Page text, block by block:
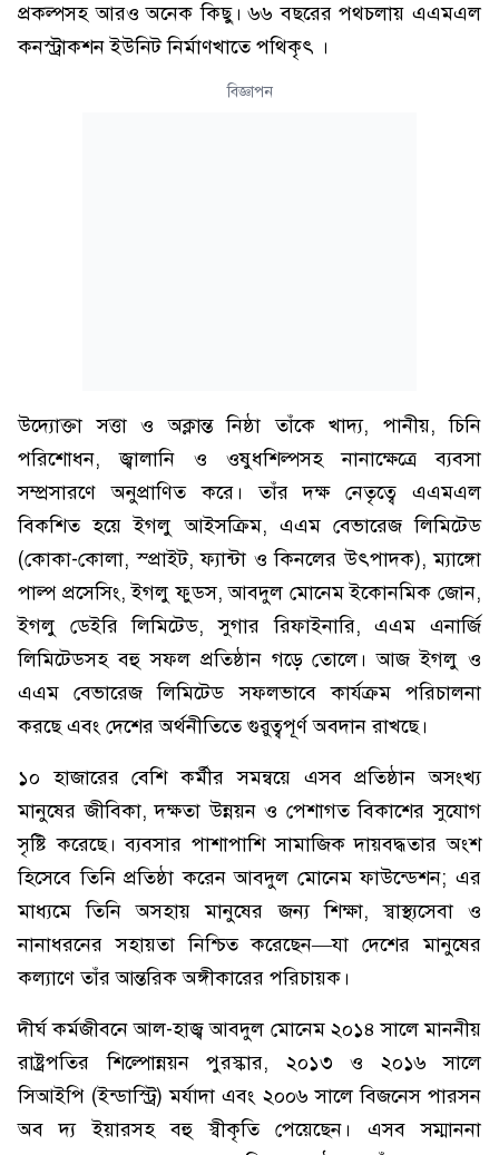
প্রকল্পসহ আরও অনেক কিছু। ৬৬ বছরের পথচলায় এএমএল
কনস্ট্রাকশন ইউনিট নির্মাণখাতে পথিকৃৎ ।
বিজ্ঞাপন
উদ্যোক্তা সত্তা ও অক্লান্ত নিষ্ঠা তাঁকে খাদ্য, পানীয়, চিনি
পরিশোধন, জ্বালানি ও ওষুধশিল্পসহ নানাক্ষেত্রে ব্যবসা
সম্প্রসারণে অনুপ্রাণিত করে। তাঁর দক্ষ নেতৃত্বে এএমএল
বিকশিত হয়ে ইগলু আইসক্রিম, এএম বেভারেজ লিমিটেড
(কোকা-কোলা, স্প্রাইট, ফ্যান্টা ও কিনলের উৎপাদক), ম্যাঙ্গো
পাল্প প্রসেসিং, ইগলু ফুডস, আবদুল মোনেম ইকোনমিক জোন,
ইগলু ডেইরি লিমিটেড, সুগার রিফাইনারি, এএম এনার্জি
লিমিটেডসহ বহু সফল প্রতিষ্ঠান গড়ে তোলে। আজ ইগলু ও
এএম বেভারেজ লিমিটেড সফলভাবে কার্যক্রম পরিচালনা
করছে এবং দেশের অর্থনীতিতে গুরুত্বপূর্ণ অবদান রাখছে।
১০ হাজারের বেশি কর্মীর সমন্বয়ে এসব প্রতিষ্ঠান অসংখ্য
মানুষের জীবিকা, দক্ষতা উন্নয়ন ও পেশাগত বিকাশের সুযোগ
সৃষ্টি করেছে। ব্যবসার পাশাপাশি সামাজিক দায়বদ্ধতার অংশ
হিসেবে তিনি প্রতিষ্ঠা করেন আবদুল মোনেম ফাউন্ডেশন; এর
মাধ্যমে তিনি অসহায় মানুষের জন্য শিক্ষা, স্বাস্থ্যসেবা ও
নানাধরনের সহায়তা নিশ্চিত করেছেন—যা দেশের মানুষের
কল্যাণে তাঁর আন্তরিক অঙ্গীকারের পরিচায়ক।
দীর্ঘ কর্মজীবনে আল-হাজ্ব আবদুল মোনেম ২০১৪ সালে মাননীয়
রাষ্ট্রপতির শিল্পোন্নয়ন পুরস্কার, ২০১৩ ও ২০১৬ সালে
সিআইপি (ইন্ডাস্ট্রি) মর্যাদা এবং ২০০৬ সালে বিজনেস পারসন
অব দ্য ইয়ারসহ বহু স্বীকৃতি পেয়েছেন। এসব সম্মাননা